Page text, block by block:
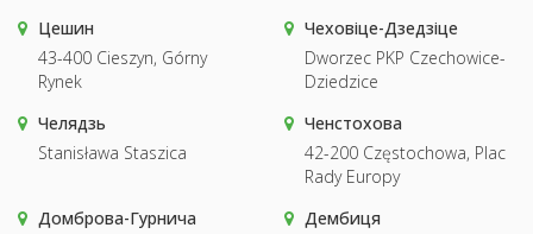
Цешин
43-400 Cieszyn, Górny
Rynek
Чеховіце-Дзедзіце
Dworzec PKP Czechowice-
Dziedzice
Челядзь
Stanisława Staszica
Ченстохова
42-200 Częstochowa, Plac
Rady Europy
Домброва-Гурнича
Дембиця